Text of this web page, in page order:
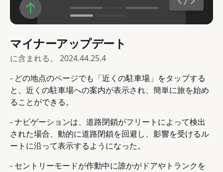
マイナーアップデート
に含まれる。 2024.44.25.4
- どの地点のページでも「近くの駐車場」をタップする
と、近くの駐車場への案内が表示され、簡単に旅を始め
ることができる。
- ナビゲーションは、道路閉鎖がフリートによって検出
された場合、動的に道路閉鎖を回避し、影響を受けるル
ートに沿って表示するようになった。
- セントリーモードが作動中に誰かがドアやトランクを